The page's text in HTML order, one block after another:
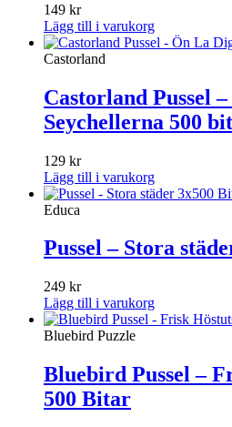
149 kr
Lägg till i varukorg
Castorland
Castorland Pussel
Seychellerna 500
129 kr
Lägg till i varukorg
Educa
Pussel – Stora
249 kr
Lägg till i varukorg
Bluebird Puzzle
Bluebird Pussel –
500 Bitar